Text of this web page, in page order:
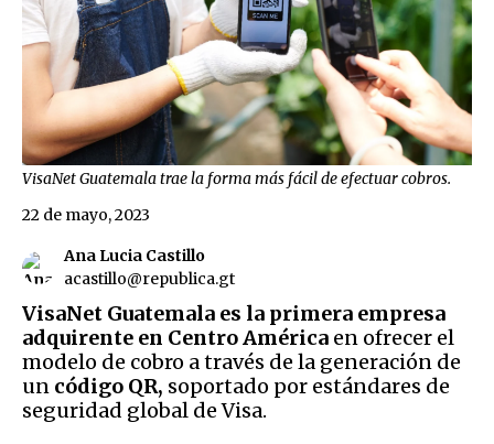
VisaNet Guatemala trae la forma más fácil de efectuar cobros.
Ana Lucia Castillo
acastillo@republica.gt
22 de mayo, 2023
VisaNet Guatemala es la primera empresa
adquirente en Centro América en ofrecer el
modelo de cobro a través de la generación de
un código QR, soportado por estándares de
seguridad global de Visa.